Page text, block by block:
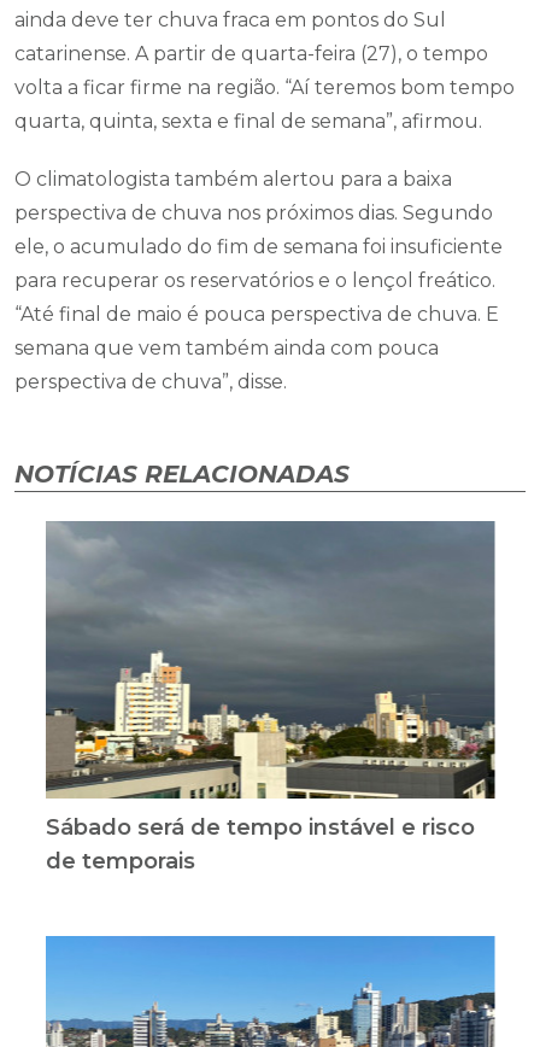
ainda deve ter chuva fraca em pontos do Sul
catarinense. A partir de quarta-feira (27), o tempo
volta a ficar firme na região. “Aí teremos bom tempo
quarta, quinta, sexta e final de semana”, afirmou.
O climatologista também alertou para a baixa
perspectiva de chuva nos próximos dias. Segundo
ele, o acumulado do fim de semana foi insuficiente
para recuperar os reservatórios e o lençol freático.
“Até final de maio é pouca perspectiva de chuva. E
semana que vem também ainda com pouca
perspectiva de chuva”, disse.
NOTÍCIAS RELACIONADAS
Sábado será de tempo instável e risco
de temporais